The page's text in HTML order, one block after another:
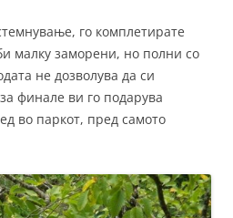
го комплетирате
малку заморени, но полни со
не дозволува да си
финале ви го подарува
во паркот, пред самото